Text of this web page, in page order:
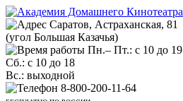
Саратов, Астраханская, 81
(угол Большая Казачья)
Пн.– Пт.: с 10 до 19
Сб.: с 10 до 18
Вс.: выходной
8-800-200-11-64